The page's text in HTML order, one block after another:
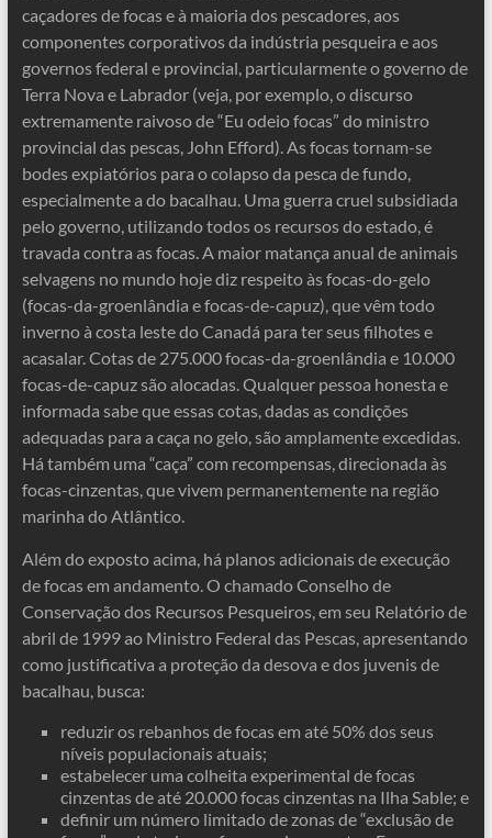
caçadores de focas e à maioria dos pescadores, aos
componentes corporativos da indústria pesqueira e aos
governos federal e provincial, particularmente o governo de
Terra Nova e Labrador (veja, por exemplo, o discurso
extremamente raivoso de “Eu odeio focas” do ministro
provincial das pescas, John Efford). As focas tornam-se
bodes expiatórios para o colapso da pesca de fundo,
especialmente a do bacalhau. Uma guerra cruel subsidiada
pelo governo, utilizando todos os recursos do estado, é
travada contra as focas. A maior matança anual de animais
selvagens no mundo hoje diz respeito às focas-do-gelo
(focas-da-groenlândia e focas-de-capuz), que vêm todo
inverno à costa leste do Canadá para ter seus filhotes e
acasalar. Cotas de 275.000 focas-da-groenlândia e 10.000
focas-de-capuz são alocadas. Qualquer pessoa honesta e
informada sabe que essas cotas, dadas as condições
adequadas para a caça no gelo, são amplamente excedidas.
Há também uma “caça” com recompensas, direcionada às
focas-cinzentas, que vivem permanentemente na região
marinha do Atlântico.
Além do exposto acima, há planos adicionais de execução
de focas em andamento. O chamado Conselho de
Conservação dos Recursos Pesqueiros, em seu Relatório de
abril de 1999 ao Ministro Federal das Pescas, apresentando
como justificativa a proteção da desova e dos juvenis de
bacalhau, busca:
reduzir os rebanhos de focas em até 50% dos seus
níveis populacionais atuais;
estabelecer uma colheita experimental de focas
cinzentas de até 20.000 focas cinzentas na Ilha Sable; e
definir um número limitado de zonas de “exclusão de